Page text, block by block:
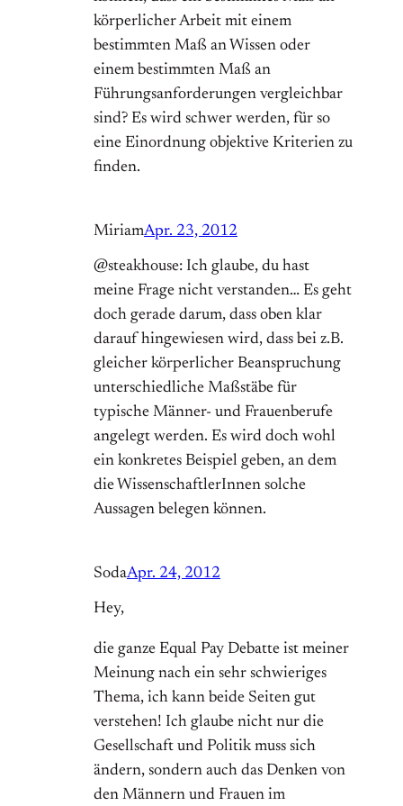
körperlicher Arbeit mit einem
bestimmten Maß an Wissen oder
einem bestimmten Maß an
Führungsanforderungen vergleichbar
sind? Es wird schwer werden, für so
eine Einordnung objektive Kriterien zu
finden.
MiriamApr. 23, 2012
@steakhouse: Ich glaube, du hast
meine Frage nicht verstanden… Es geht
doch gerade darum, dass oben klar
darauf hingewiesen wird, dass bei z.B.
gleicher körperlicher Beanspruchung
unterschiedliche Maßstäbe für
typische Männer- und Frauenberufe
angelegt werden. Es wird doch wohl
ein konkretes Beispiel geben, an dem
die WissenschaftlerInnen solche
Aussagen belegen können.
SodaApr. 24, 2012
Hey,
die ganze Equal Pay Debatte ist meiner
Meinung nach ein sehr schwieriges
Thema, ich kann beide Seiten gut
verstehen! Ich glaube nicht nur die
Gesellschaft und Politik muss sich
ändern, sondern auch das Denken von
den Männern und Frauen im